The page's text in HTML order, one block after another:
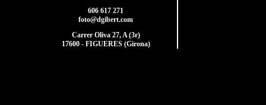
606 617 271
foto@dgibert.com
Carrer Oliva 27, A (3r)
17600 - FIGUERES (Girona)